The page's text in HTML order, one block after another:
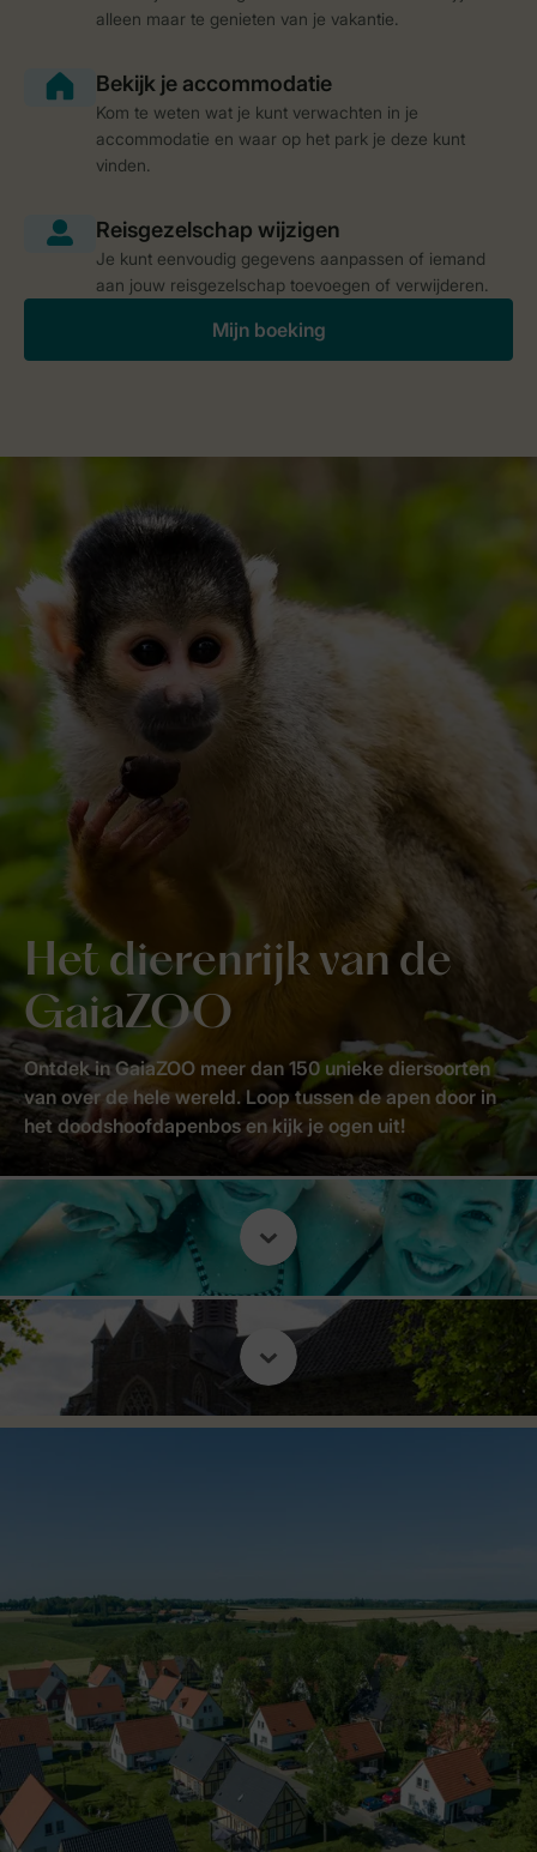
alleen maar te genieten van je vakantie.
Kom te weten wat je kunt verwachten in je
accommodatie en waar op het park je deze kunt
vinden.
Je kunt eenvoudig gegevens aanpassen of iemand
aan jouw reisgezelschap toevoegen of verwijderen.
Mijn boeking
Het dierenrijk van de
GaiaZOO
Ontdek in GaiaZOO meer dan 150 unieke diersoorten
van over de hele wereld. Loop tussen de apen door in
het doodshoofdapenbos en kijk je ogen uit!